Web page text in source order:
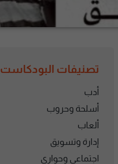
تصنيفات البودكاست
أدب
أسلحة وحروب
ألعاب
إدارة وتسويق
اجتماعي وحواري